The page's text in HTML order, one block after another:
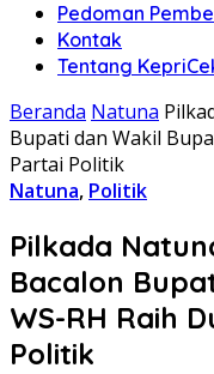
Pedoman
Kontak
Tentang
Beranda Natuna
Bupati dan Wakil
Partai Politik
Natuna, Politik
Pilkada
Bacalon
WS-RH Raih
Politik